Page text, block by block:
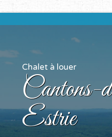
Chalet à louer
Estrie